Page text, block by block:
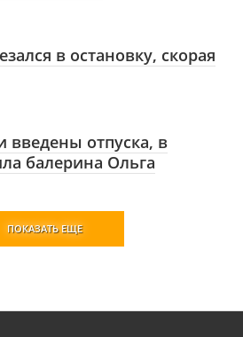
в остановку, скорая
введены отпуска, в
балерина Ольга
ПОКАЗАТЬ ЕЩЕ